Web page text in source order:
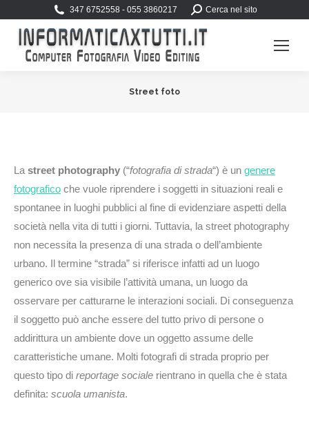
347 6752558 - 055 3860217 Search:Cerca nel sito
Street foto
La street photography (“fotografia di strada“) è un genere
fotografico che vuole riprendere i soggetti in situazioni reali e
spontanee in luoghi pubblici al fine di evidenziare aspetti della
società nella vita di tutti i giorni. Tuttavia, la street photography
non necessita la presenza di una strada o dell’ambiente
urbano. Il termine “strada” si riferisce infatti ad un luogo
generico ove sia visibile l’attività umana, un luogo da
osservare per catturarne le interazioni sociali. Di conseguenza
il soggetto può anche essere del tutto privo di persone o
addirittura un ambiente dove un oggetto assume delle
caratteristiche umane. Molti fotografi di strada proprio per
questo tipo di reportage sociale rientrano in quella che è stata
definita: scuola umanista.